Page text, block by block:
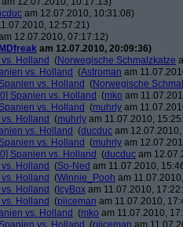
am 12.07.2010, 10:31:08)
12:57:21)
12.07.2010, 07:17:12)
am 12.07.2010, 20:09:36)
Holland (Norwegische Schmalzkatze
vs. Holland (Astroman am
vs. Holland (Norwegische
Spanien vs. Holland (mko am
vs. Holland (muhrly am
Holland (muhrly am 11.07.2010,
vs. Holland (ducduc am
vs. Holland (muhrly am
Spanien vs. Holland (ducduc am
Holland (So-Ned am 11.07.2010,
Holland (Winnie_Pooh am
Holland ( IcyBox am 11.07.2010,
Holland (piiceman am 11.07.2010,
vs. Holland (mko am 11.07.2010,
vs. Holland (piiceman am